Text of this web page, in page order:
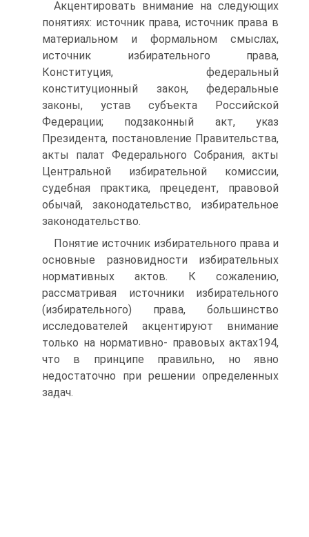
Акцентировать внимание на следующих
понятиях: источник права, источник права в
материальном и формальном смыслах,
источник избирательного права,
Конституция, федеральный
конституционный закон, федеральные
законы, устав субъекта Российской
Федерации; подзаконный акт, указ
Президента, постановление Правительства,
акты палат Федерального Собрания, акты
Центральной избирательной комиссии,
судебная практика, прецедент, правовой
обычай, законодательство, избирательное
законодательство.
Понятие источник избирательного права и
основные разновидности избирательных
нормативных актов. К сожалению,
рассматривая источники избирательного
(избирательного) права, большинство
исследователей акцентируют внимание
только на нормативно- правовых актах194,
что в принципе правильно, но явно
недостаточно при решении определенных
задач.